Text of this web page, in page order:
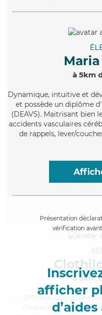
Maria
à 5km
Dynamique, intuitive et
et possède un diplôme
(DEAVS). Maitrisant bien
accidents vasculaires
de rappels, lever/
Présentation
vérification
afficher
à 5km
, humaine et
d'expérience et